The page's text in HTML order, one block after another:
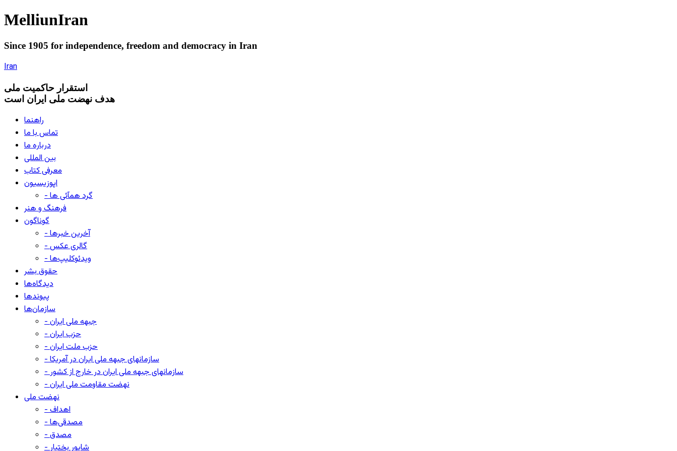
MelliunIran
Since 1905 for independence, freedom and democracy in Iran
Iran
استقرار حاکميت ملی
هدف نهضت ملی ایران است
راهنما
تماس با ما
درباره ما
بین المللی
معرفی کتاب
اپوزیسیون
- گرد همآئی ها
فرهنگ و هنر
گوناگون
- آخرین خبرها
- گالری عکس
- ویدئوکلیپ‌ها
حقوق بشر
دیدگاه‌ها
پیوندها
سازمان‌ها
- جبهه ملی ایران
- حزب ایران
- حزب ملت ایران
- سازمانهای جبهه ملی ایران در آمریکا
- سازمانهای جبهه ملی ایران در خارج از کشور
- نهضت مقاومت ملی ایران
نهضت ملی
- اهداف
- مصدقی‌ها
- مصدق
- شاپور بختیار